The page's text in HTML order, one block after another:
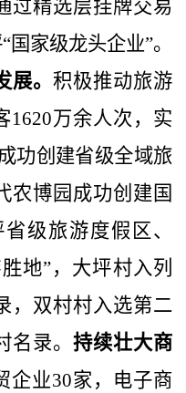
过精选层挂牌交易
家级龙头企业”。
。 积极推动旅游
1620万余人次，实
功创建省级全域旅
农博园成功创建国
级旅游度假区、
地”，大坪村入列
，双村村入选第二
录。 持续壮大商
企业30家，电子商